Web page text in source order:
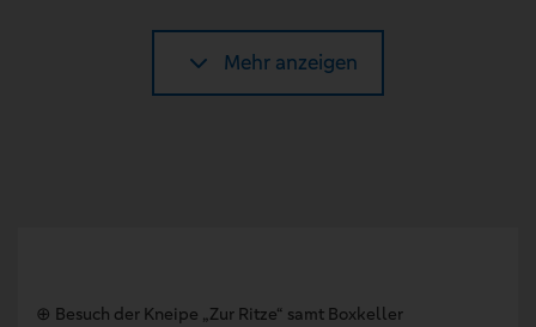
Mehr anzeigen
⊕ Besuch der Kneipe „Zur Ritze“ samt Boxkeller